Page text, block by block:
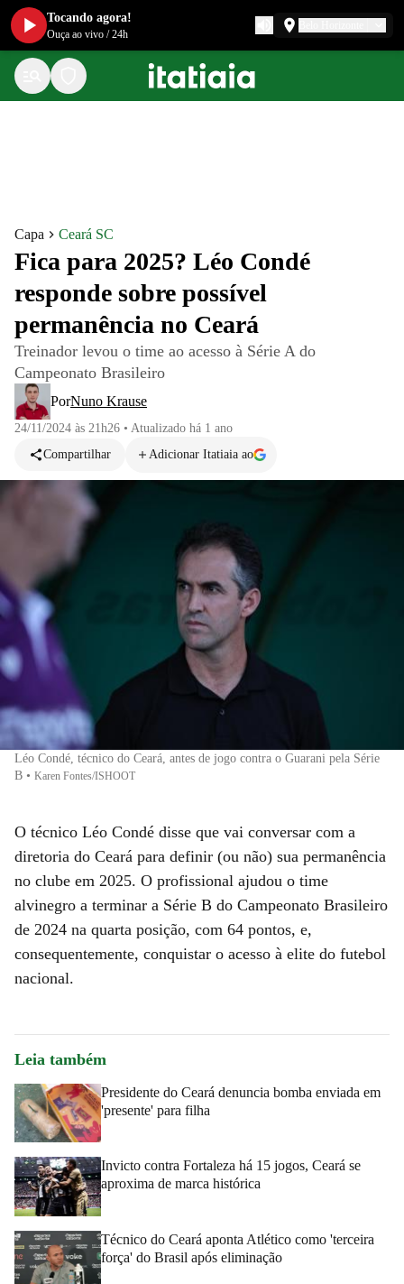
Capa Ceará SC
Fica para 2025? Léo Condé
responde sobre possível
permanência no Ceará
Treinador levou o time ao acesso à Série A do
Campeonato Brasileiro
PorNuno Krause
24/11/2024 às 21h26 • Atualizado há 1 ano
Compartilhar
Adicionar Itatiaia ao
Léo Condé, técnico do Ceará, antes de jogo contra o Guarani pela Série
B • Karen Fontes/ISHOOT
O técnico Léo Condé disse que vai conversar com a
diretoria do Ceará para definir (ou não) sua permanência
no clube em 2025. O profissional ajudou o time
alvinegro a terminar a Série B do Campeonato Brasileiro
de 2024 na quarta posição, com 64 pontos, e,
consequentemente, conquistar o acesso à elite do futebol
nacional.
Leia também
Presidente do Ceará denuncia bomba enviada em
'presente' para filha
Invicto contra Fortaleza há 15 jogos, Ceará se
aproxima de marca histórica
Técnico do Ceará aponta Atlético como 'terceira
força' do Brasil após eliminação
Tocando agora!
Ouça ao vivo /24h